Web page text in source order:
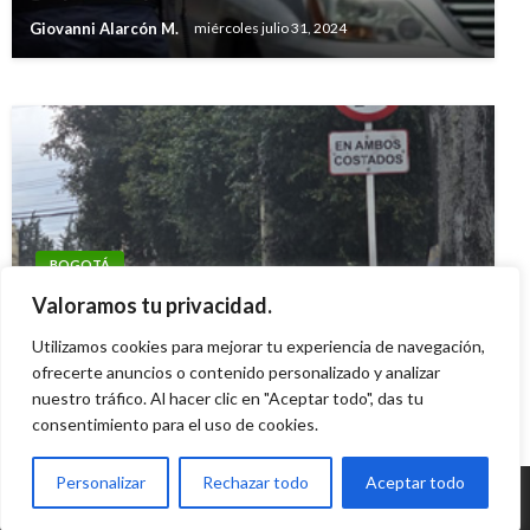
Valoramos tu privacidad.
Utilizamos cookies para mejorar tu experiencia de navegación,
ofrecerte anuncios o contenido personalizado y analizar
nuestro tráfico. Al hacer clic en "Aceptar todo", das tu
consentimiento para el uso de cookies.
Personalizar Rechazar todo Aceptar todo
Giovanni Alarcón M. miércoles julio 31, 2024
Jazz al Parque 2018
martes septiembre 11, 2018
BOGOTÁ
20 comparendos a conductores en Operación
Giovanni Alarcón M. viernes octubre 10, 2025